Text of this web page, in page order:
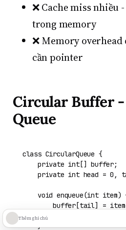
❌ Cache miss nhiều
trong memory
❌ Memory
cần pointer
Circular Buffer
Queue
class CircularQueue {
private int[] buffer;
private int head = 0 ,
void enqueue(int item)
buffer[tail] =
        tail = (tail +
    }
Thêm ghi chú